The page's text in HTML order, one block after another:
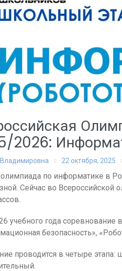
2026:
22 октября, 2025
по информатике в
Сейчас во Всероссийской
учебного года
безопасность»,
проводится в четыре